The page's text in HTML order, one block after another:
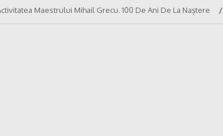
Maestrului Mihail Grecu. 100 De Ani De La Naștere